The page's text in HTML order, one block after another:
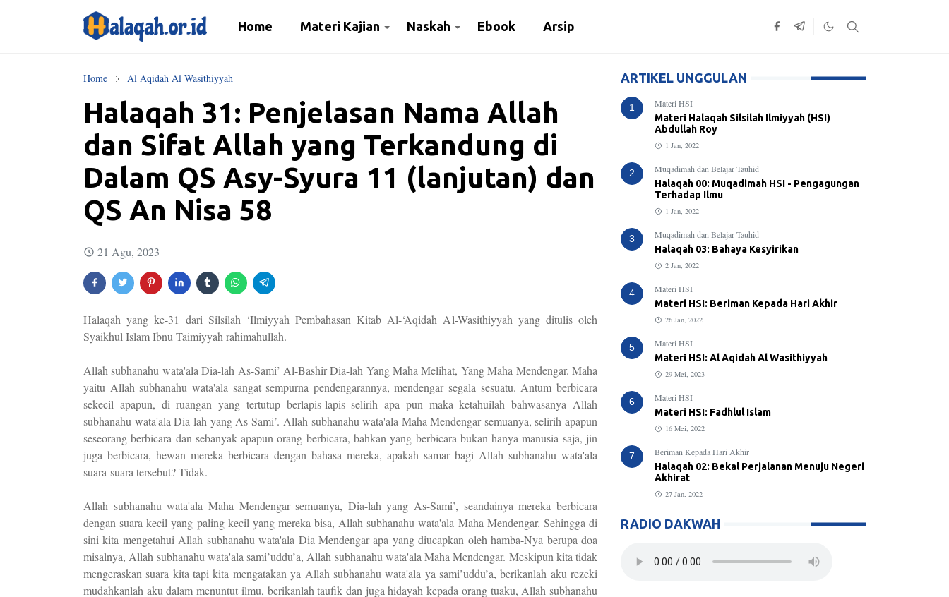
Home Materi Kajian Naskah Ebook Arsip
Home Al Aqidah Al Wasithiyyah
Halaqah 31: Penjelasan Nama Allah
dan Sifat Allah yang Terkandung di
Dalam QS Asy-Syura 11 (lanjutan) dan
QS An Nisa 58
21 Agu, 2023
Halaqah yang ke-31 dari Silsilah ‘Ilmiyyah Pembahasan Kitab Al-‘Aqidah Al-Wasithiyyah yang ditulis oleh
Syaikhul Islam Ibnu Taimiyyah rahimahullah.
Allah subhanahu wata'ala Dia-lah As-Sami’ Al-Bashir Dia-lah Yang Maha Melihat, Yang Maha Mendengar. Maha
yaitu Allah subhanahu wata'ala sangat sempurna pendengarannya, mendengar segala sesuatu. Antum berbicara
sekecil apapun, di ruangan yang tertutup berlapis-lapis selirih apa pun maka ketahuilah bahwasanya Allah
subhanahu wata'ala Dia-lah yang As-Sami’. Allah subhanahu wata'ala Maha Mendengar semuanya, selirih apapun
seseorang berbicara dan sebanyak apapun orang berbicara, bahkan yang berbicara bukan hanya manusia saja, jin
juga berbicara, hewan mereka berbicara dengan bahasa mereka, apakah samar bagi Allah subhanahu wata'ala
suara-suara tersebut? Tidak.
Allah subhanahu wata'ala Maha Mendengar semuanya, Dia-lah yang As-Sami’, seandainya mereka berbicara
dengan suara kecil yang paling kecil yang mereka bisa, Allah subhanahu wata'ala Maha Mendengar. Sehingga di
sini kita mengetahui Allah subhanahu wata'ala Dia Mendengar apa yang diucapkan oleh hamba-Nya berupa doa
misalnya, Allah subhanahu wata'ala sami’uddu’a, Allah subhanahu wata'ala Maha Mendengar. Meskipun kita tidak
mengeraskan suara kita tapi kita mengatakan ya Allah subhanahu wata'ala ya sami’uddu’a, berikanlah aku rezeki
mudahkanlah aku dalam menuntut ilmu, berikanlah taufik dan juga hidayah kepada orang tuaku, Allah subhanahu
ARTIKEL UNGGULAN
1
Materi HSI
Materi Halaqah Silsilah Ilmiyyah (HSI)
Abdullah Roy
1 Jan, 2022
2
Muqadimah dan Belajar Tauhid
Halaqah 00: Muqadimah HSI - Pengagungan
Terhadap Ilmu
1 Jan, 2022
3
Muqadimah dan Belajar Tauhid
Halaqah 03: Bahaya Kesyirikan
2 Jan, 2022
4
Materi HSI
Materi HSI: Beriman Kepada Hari Akhir
26 Jan, 2022
5
Materi HSI
Materi HSI: Al Aqidah Al Wasithiyyah
29 Mei, 2023
6
Materi HSI
Materi HSI: Fadhlul Islam
16 Mei, 2022
7
Beriman Kepada Hari Akhir
Halaqah 02: Bekal Perjalanan Menuju Negeri
Akhirat
27 Jan, 2022
RADIO DAKWAH